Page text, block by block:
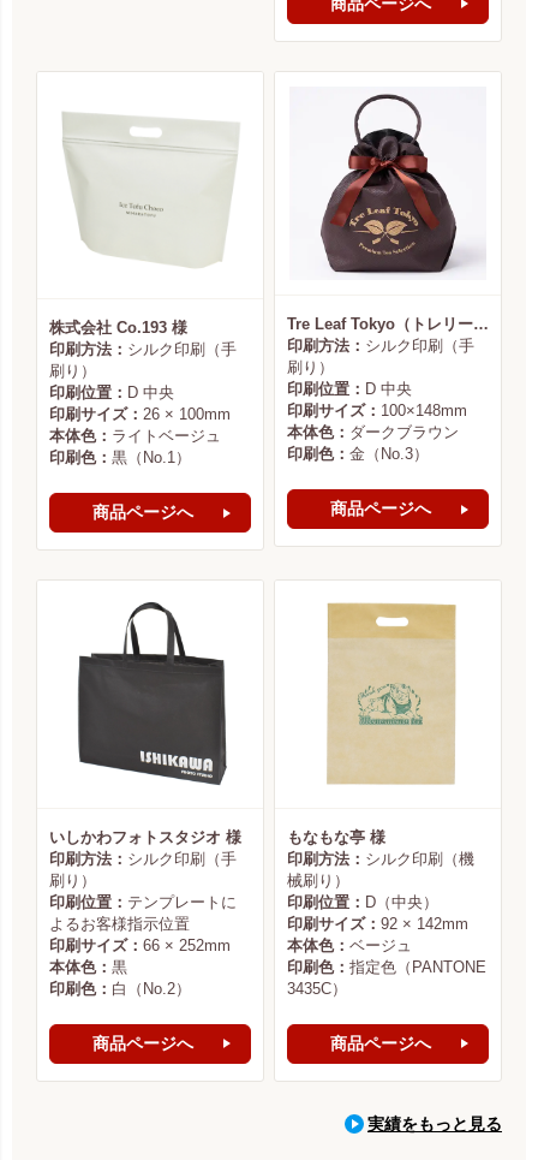
株式会社 Co.193 様
印刷方法： シルク印刷（手
刷り）
印刷位置： D 中央
印刷サイズ： 26 × 100mm
本体色： ライトベージュ
印刷色： 黒（No.1）
商品ページへ
Tre Leaf Tokyo（トレリーフ東京） 様
印刷方法： シルク印刷（手
刷り）
印刷位置： D 中央
印刷サイズ： 100×148mm
本体色： ダークブラウン
印刷色： 金（No.3）
商品ページへ
いしかわフォトスタジオ 様
印刷方法： シルク印刷（手
刷り）
印刷位置： テンプレートに
よるお客様指示位置
印刷サイズ： 66 × 252mm
本体色： 黒
印刷色： 白（No.2）
商品ページへ
もなもな亭 様
印刷方法： シルク印刷（機
械刷り）
印刷位置： D（中央）
印刷サイズ： 92 × 142mm
本体色： ベージュ
印刷色： 指定色（PANTONE
3435C）
商品ページへ
実績をもっと見る